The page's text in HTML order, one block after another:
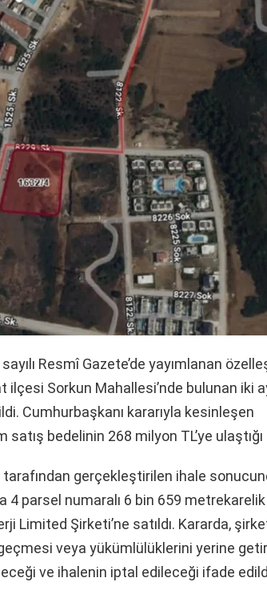
Resmî Gazete’de yayımlanan
ilçesi Sorkun Mahallesi’nde bulunan iki
Cumhurbaşkanı kararıyla kesinleşen
bedelinin 268 milyon TL’ye ulaştığı
tarafından gerçekleştirilen ihale
4 parsel numaralı 6 bin 659
Limited Şirketi’ne satıldı. Kararda,
veya yükümlülüklerini yerine
ve ihalenin iptal edileceği ifade